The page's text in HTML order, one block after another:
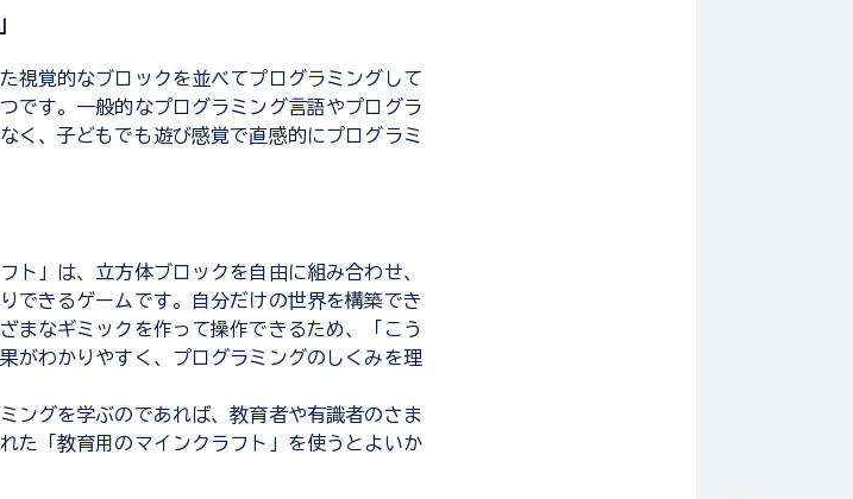
視覚的なブロックを並べてプログラミングして
です。一般的なプログラミング言語やプログラ
く、子どもでも遊び感覚で直感的にプログラミ
ト」は、立方体ブロックを自由に組み合わせ、
できるゲームです。自分だけの世界を構築でき
まなギミックを作って操作できるため、「こう
がわかりやすく、プログラミングのしくみを理
ングを学ぶのであれば、教育者や有識者のさま
た「教育用のマインクラフト」を使うとよいか